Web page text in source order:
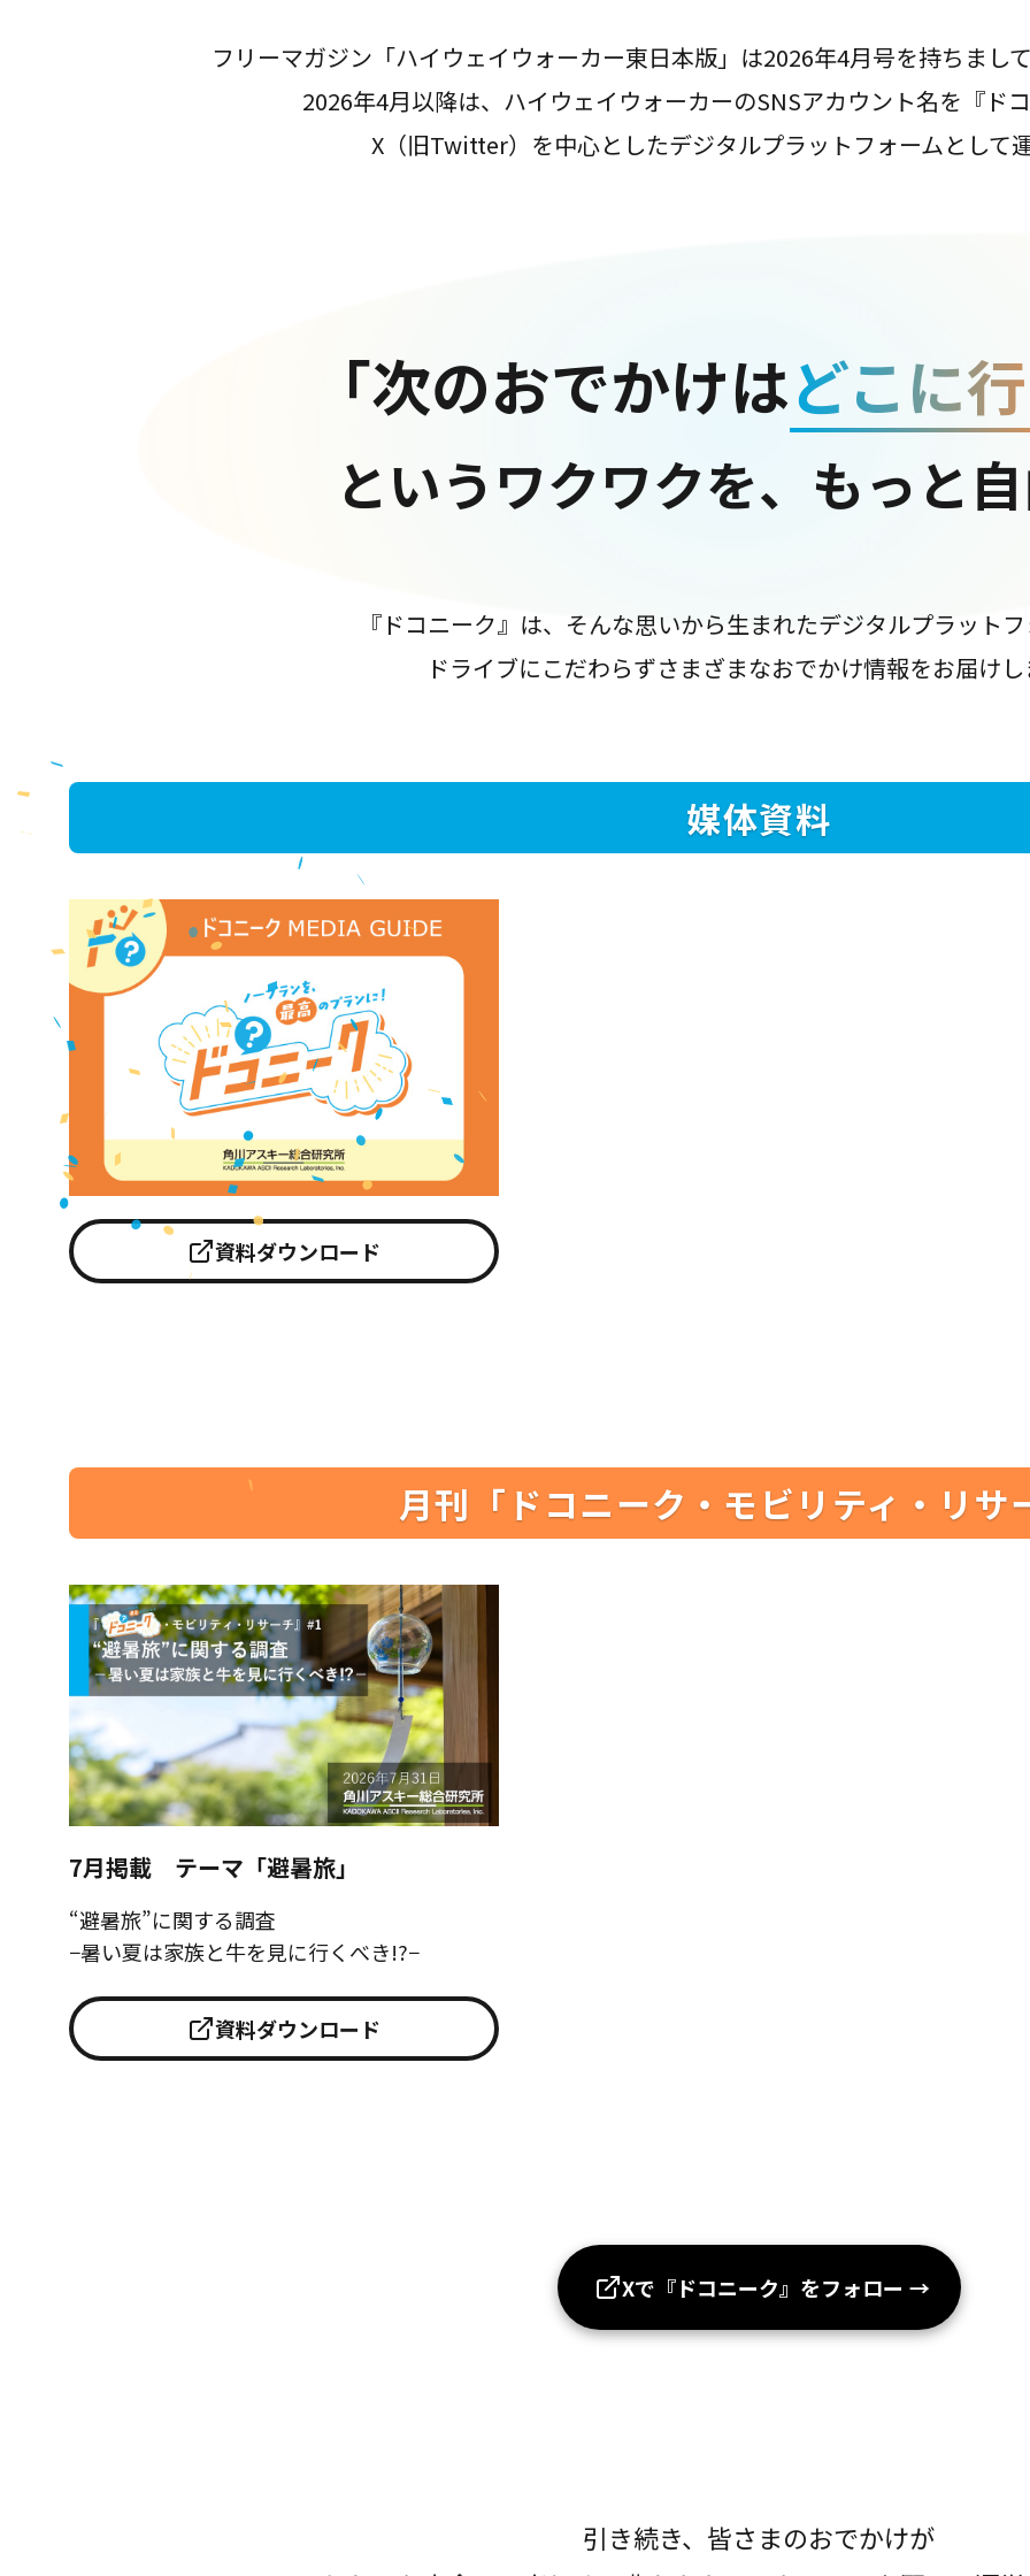
フリーマガジン「ハイウェイウォーカー東日本版」は2026年4月号を持ちまし
2026年4月以降は、ハイウェイウォーカーのSNSアカウント名を『ド
X（旧Twitter）を中心としたデジタルプラットフォームとして
「次のおでかけはどこに
というワクワクを、もっと
『ドコニーク』は、そんな思いから生まれたデジタルプラット
ドライブにこだわらずさまざまなおでかけ情報をお届け
媒体資料
資料ダウンロード
月刊「ドコニーク・モビリティ・リサ
7月掲載 テーマ「避暑旅」
“避暑旅”に関する調査
−暑い夏は家族と牛を見に行くべき!?−
資料ダウンロード
Xで『ドコニーク』をフォロー →
引き続き、皆さまのおでかけが